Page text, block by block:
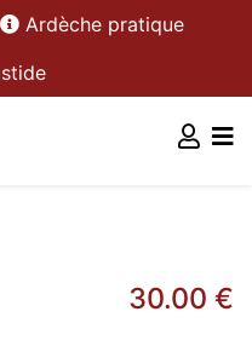
Ardèche pratique
30.00 €